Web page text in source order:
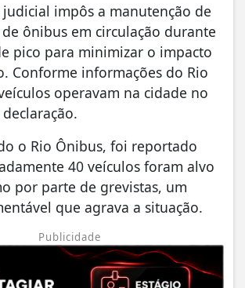
judicial impôs a manutenção de
ônibus em circulação durante
pico para minimizar o impacto
Conforme informações do Rio
operavam na cidade no
o Rio Ônibus, foi reportado
40 veículos foram alvo
por parte de grevistas, um
que agrava a situação.
Publicidade